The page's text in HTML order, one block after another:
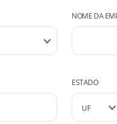
NOME DA
ESTADO